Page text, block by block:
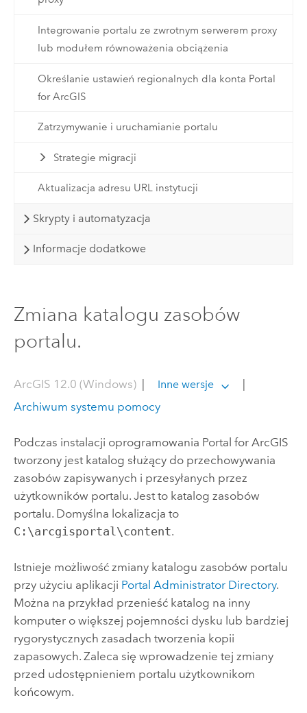
Integrowanie portalu ze zwrotnym serwerem proxy
lub modułem równoważenia obciążenia
Określanie ustawień regionalnych dla konta Portal
for ArcGIS
Zatrzymywanie i uruchamianie portalu
Strategie migracji
Aktualizacja adresu URL instytucji
Skrypty i automatyzacja
Informacje dodatkowe
Zmiana katalogu zasobów
portalu.
ArcGIS 12.0 (Windows)| Inne wersje
Archiwum systemu pomocy
Podczas instalacji oprogramowania Portal for ArcGIS
tworzony jest katalog służący do przechowywania
zasobów zapisywanych i przesyłanych przez
użytkowników portalu. Jest to katalog zasobów
portalu. Domyślna lokalizacja to
C:\arcgisportal\content.
Istnieje możliwość zmiany katalogu zasobów portalu
przy użyciu aplikacji Portal Administrator Directory.
Można na przykład przenieść katalog na inny
komputer o większej pojemności dysku lub bardziej
rygorystycznych zasadach tworzenia kopii
zapasowych. Zaleca się wprowadzenie tej zmiany
przed udostępnieniem portalu użytkownikom
końcowym.